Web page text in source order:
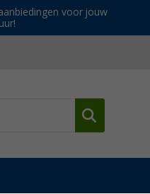
voor jouw